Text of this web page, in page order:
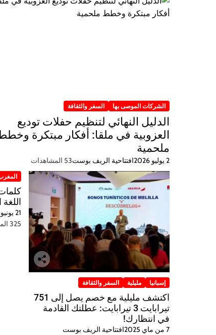
الشركات الموصى بها السفر والثقافة
الدليل النهائي لتنظيم حفلات توديع
العزوبية في ملقا: أفكار مبتكرة
ملحمية
2 يوليو 2026 افتتاحية الريف بوست53 المشاهدات
إسبانيا مليلية السفر والثقافة
اكتشف مليلية مع خصم يصل إلى 751
تيرابايت 3 تيرابايت: عطلتك القادمة
في انتظارك!
7 من ماي 2025
افتتاحية الريف بوست
اللغة
21 يونيو 2025
325 المشاهدات